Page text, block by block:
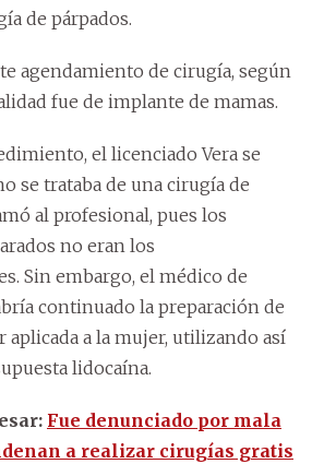
de párpados.
agendamiento de cirugía, según
fue de implante de mamas.
el licenciado Vera se
se trataba de una cirugía de
al profesional, pues los
no eran los
Sin embargo, el médico de
continuado la preparación de
aplicada a la mujer, utilizando así
lidocaína.
Fue denunciado por mala
a realizar cirugías gratis